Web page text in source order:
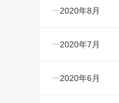
2020年8月
2020年7月
2020年6月